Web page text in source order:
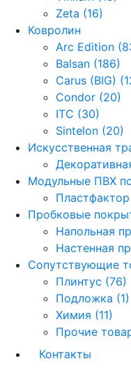
Zeta (16)
Ковролин
Arc Edition
Balsan (186)
Carus (BIG)
Condor (20)
ITC (30)
Sintelon (20)
Искусственная
Модульные ПВХ
Пластфактор
Пробковые
Напольная
Настенная
Сопутствующие
Плинтус (76)
Подложка (1)
Химия (11)
Прочие
Контакты